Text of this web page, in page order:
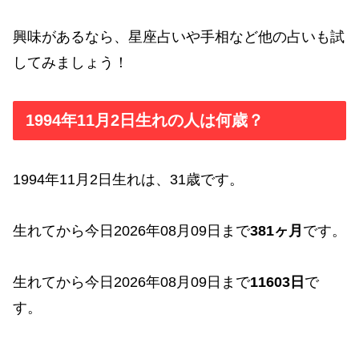
興味があるなら、星座占いや手相など他の占いも試
してみましょう！
1994年11月2日生れの人は何歳？
1994年11月2日生れは、31歳です。
生れてから今日2026年08月09日まで381ヶ月 です。
生れてから今日2026年08月09日まで11603日 で
す。